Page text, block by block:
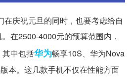
在庆祝元旦的同时，也要考虑给自
在2500-4000元的预算范围内，
中包括华为畅享10S、华为Nova
本。这几款手机不仅在性能方面